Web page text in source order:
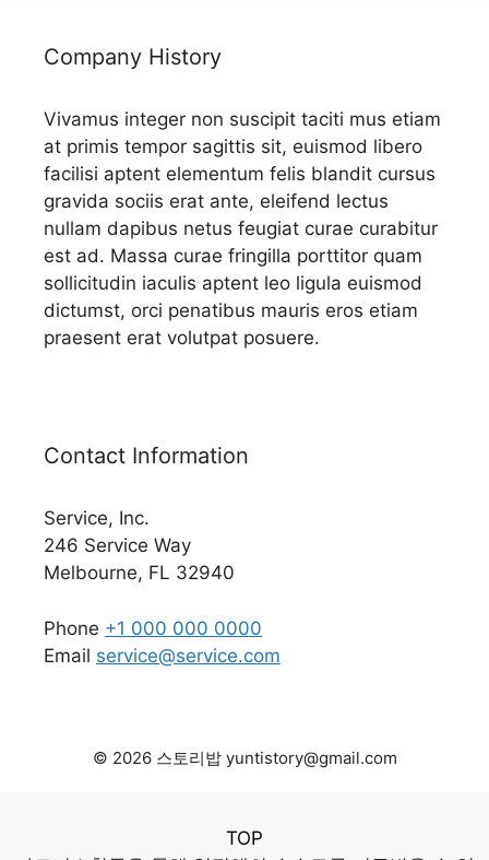
Company History
Vivamus integer non suscipit taciti mus etiam
at primis tempor sagittis sit, euismod libero
facilisi aptent elementum felis blandit cursus
gravida sociis erat ante, eleifend lectus
nullam dapibus netus feugiat curae curabitur
est ad. Massa curae fringilla porttitor quam
sollicitudin iaculis aptent leo ligula euismod
dictumst, orci penatibus mauris eros etiam
praesent erat volutpat posuere.
Contact Information
Service, Inc.
246 Service Way
Melbourne, FL 32940
Phone +1 000 000 0000
Email service@service.com
© 2026 스토리밥 yuntistory@gmail.com
TOP